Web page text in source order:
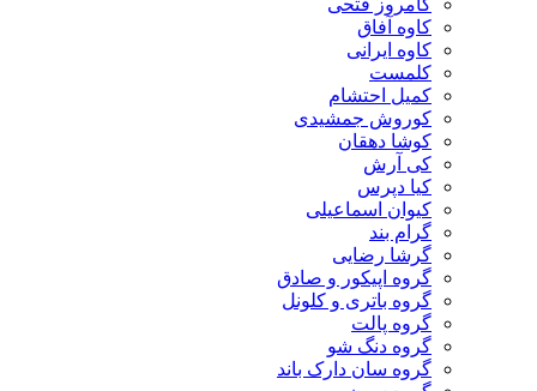
کامروز فتحی
کاوه آفاق
کاوه ایرانی
کلمست
کمیل احتشام
کوروش جمشیدی
کوشا دهقان
کی آرش
کیا دپرس
کیوان اسماعیلی
گرام بند
گرشا رضایی
گروه اپیکور و صادق
گروه باتری و کلونل
گروه پالت
گروه دنگ شو
گروه سان دارک باند